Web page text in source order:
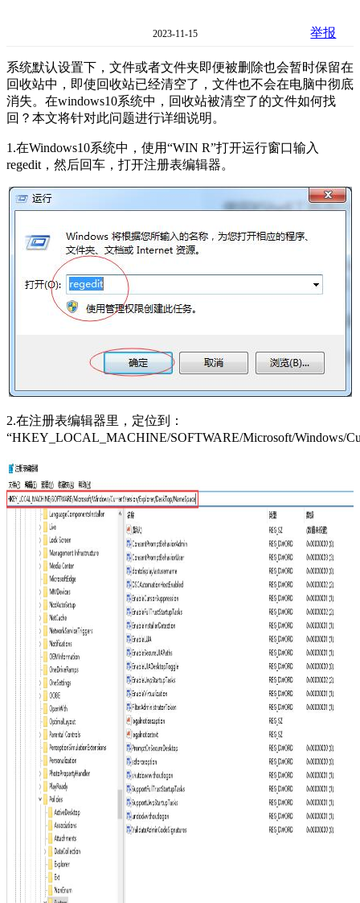
2023-11-15 举报
系统默认设置下，文件或者文件夹即便被删除也会暂时保留在
回收站中，即使回收站已经清空了，文件也不会在电脑中彻底
消失。在windows10系统中，回收站被清空了的文件如何找
回？本文将针对此问题进行详细说明。
1.在Windows10系统中，使用“WIN R”打开运行窗口输入
regedit，然后回车，打开注册表编辑器。
2.在注册表编辑器里，定位到：
“HKEY_LOCAL_MACHINE/SOFTWARE/Microsoft/Windows/